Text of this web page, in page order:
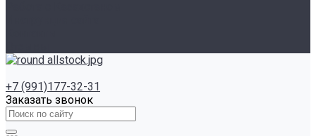
+7 (991)177-32-31
Заказать звонок